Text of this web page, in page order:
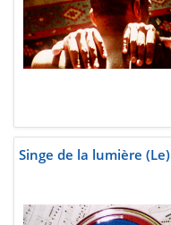
Singe de la lumière (Le)